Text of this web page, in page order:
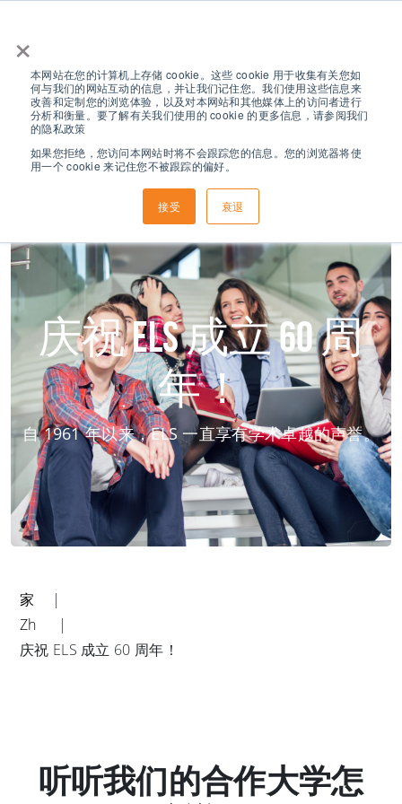
×
本网站在您的计算机上存储 cookie。这些 cookie 用于收集有关您如
何与我们的网站互动的信息，并让我们记住您。我们使用这些信息来
改善和定制您的浏览体验，以及对本网站和其他媒体上的访问者进行
分析和衡量。要了解有关我们使用的 cookie 的更多信息，请参阅我们
的隐私政策
如果您拒绝，您访问本网站时将不会跟踪您的信息。您的浏览器将使
用一个 cookie 来记住您不被跟踪的偏好。
接受 衰退
庆祝 ELS 成立 60 周
年！
自 1961 年以来，ELS 一直享有学术卓越的声誉。
家
Zh
庆祝 ELS 成立 60 周年！
听听我们的合作大学怎